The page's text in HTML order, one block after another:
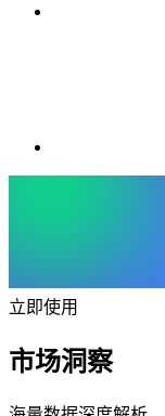
立即使用
市场洞察